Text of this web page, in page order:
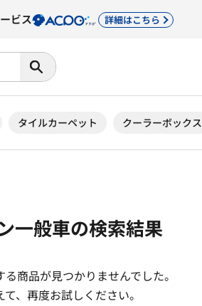
ビス 詳細はこちら
タイルカーペット クーラーボックス
一般車の検索結果
商品が見つかりませんでした。
、再度お試しください。